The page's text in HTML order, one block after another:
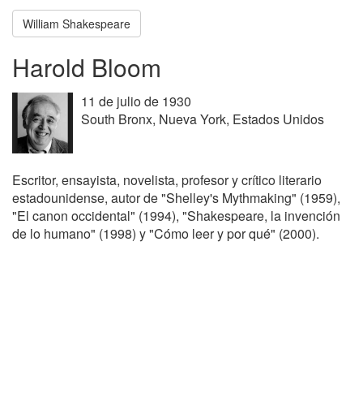
William Shakespeare
Harold Bloom
11 de julio de 1930
South Bronx, Nueva York, Estados Unidos
Escritor, ensayista, novelista, profesor y crítico literario
estadounidense, autor de "Shelley's Mythmaking" (1959),
"El canon occidental" (1994), "Shakespeare, la invención
de lo humano" (1998) y "Cómo leer y por qué" (2000).